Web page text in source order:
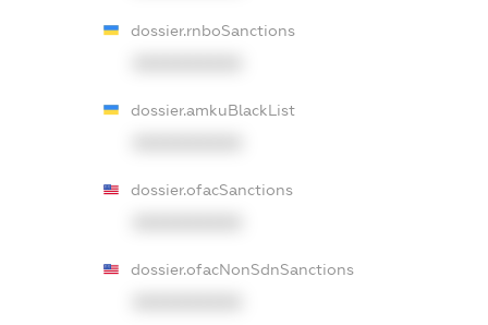
dossier.rnboSanctions
dossier.amkuBlackList
dossier.ofacSanctions
dossier.ofacNonSdnSanctions